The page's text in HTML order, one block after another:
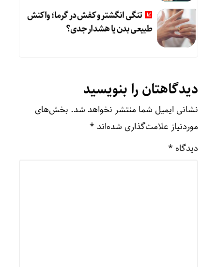
تنگی انگشتر و کفش در گرما؛ واکنش
طبیعی بدن یا هشدار جدی؟
دیدگاهتان را بنویسید
نشانی ایمیل شما منتشر نخواهد شد. بخش‌های
موردنیاز علامت‌گذاری شده‌اند *
دیدگاه *